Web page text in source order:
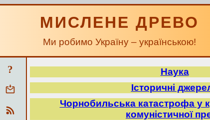
МИСЛЕНЕ ДРЕВО
Ми робимо Україну – українською!
?
Наука
Історичні
Чорнобильська катастрофа у
комуністичної